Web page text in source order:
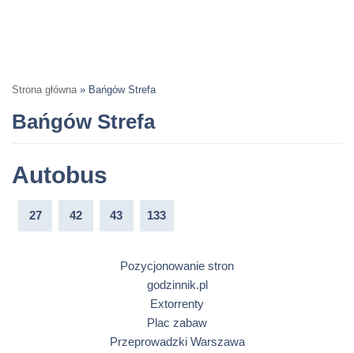
Strona główna » Bańgów Strefa
Bańgów Strefa
Autobus
27 42 43 133
Pozycjonowanie stron
godzinnik.pl
Extorrenty
Plac zabaw
Przeprowadzki Warszawa